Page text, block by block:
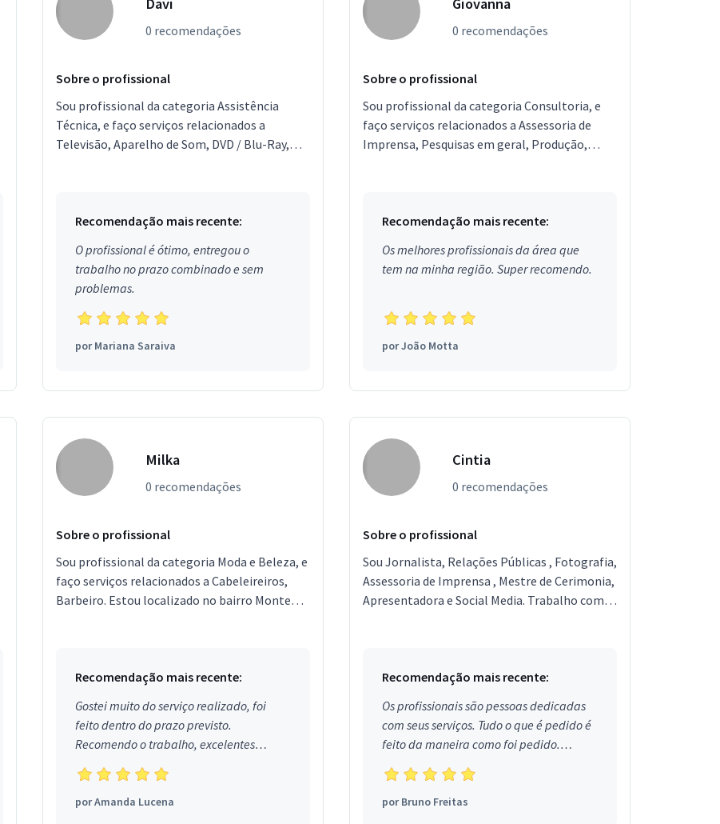
0 recomendações
Sobre o profissional
Sou profissional da categoria Assistência
Técnica, e faço serviços relacionados a
Televisão, Aparelho de Som, DVD / Blu-Ray,
Recomendação mais recente:
O profissional é ótimo, entregou o
trabalho no prazo combinado e sem
problemas.
porMariana Saraiva
0 recomendações
Sobre o profissional
Sou profissional da categoria Consultoria, e
faço serviços relacionados a Assessoria de
Imprensa, Pesquisas em geral, Produção,
Recomendação mais recente:
Os melhores profissionais da área que
tem na minha região. Super recomendo.
porJoão Motta
Milka
0 recomendações
Sobre o profissional
Sou profissional da categoria Moda e Beleza, e
faço serviços relacionados a Cabeleireiros,
Barbeiro. Estou localizado no bairro Monte
Recomendação mais recente:
Gostei muito do serviço realizado, foi
feito dentro do prazo previsto.
Recomendo o trabalho, excelentes
profissionais.
porAmanda Lucena
Cintia
0 recomendações
Sobre o profissional
Sou Jornalista, Relações Públicas , Fotografia,
Assessoria de Imprensa , Mestre de Cerimonia,
Apresentadora e Social Media. Trabalho com
Recomendação mais recente:
Os profissionais são pessoas dedicadas
com seus serviços. Tudo o que é pedido é
feito da maneira como foi pedido.
Aprovado!
porBruno Freitas